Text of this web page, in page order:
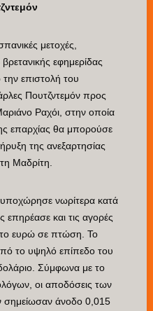
μετοχές,
εφημερίδας
επιστολή του
Πουτζντεμόν προς
Ραχόι, στην οποία
επαρχίας θα μπορούσε
της ανεξαρτησίας
Μαδρίτη.
νωρίτερα κατά
επηρέασε και τις αγορές
ευρώ σε πτώση. Το
το υψηλό επίπεδο του
Σύμφωνα με το
οι αποδόσεις των
σημείωσαν άνοδο 0,015